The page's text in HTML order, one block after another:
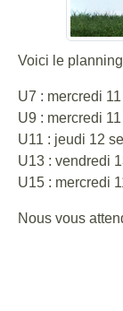
Voici le
U7 : mercredi
U9 : mercredi
U11 : jeudi 12
U13 : vendredi
U15 : mercredi
Nous vous